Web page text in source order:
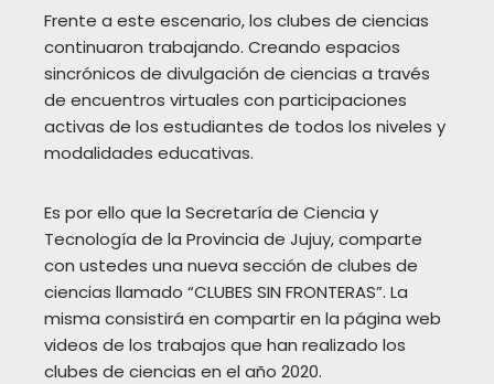
Frente a este escenario, los clubes de ciencias
continuaron trabajando. Creando espacios
sincrónicos de divulgación de ciencias a través
de encuentros virtuales con participaciones
activas de los estudiantes de todos los niveles y
modalidades educativas.
Es por ello que la Secretaría de Ciencia y
Tecnología de la Provincia de Jujuy, comparte
con ustedes una nueva sección de clubes de
ciencias llamado “CLUBES SIN FRONTERAS”. La
misma consistirá en compartir en la página web
videos de los trabajos que han realizado los
clubes de ciencias en el año 2020.